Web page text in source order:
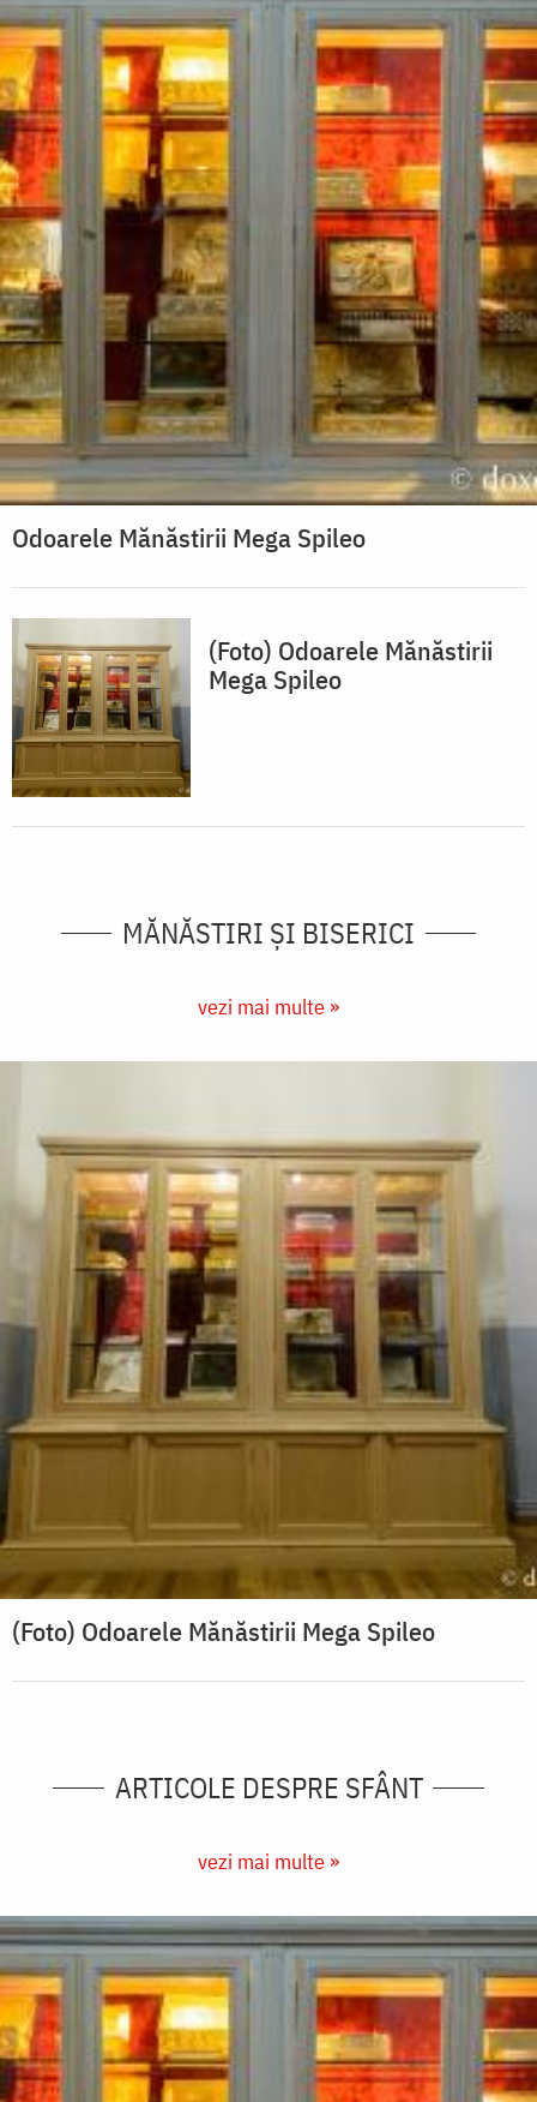
Odoarele Mănăstirii Mega Spileo
(Foto) Odoarele Mănăstirii
Mega Spileo
MĂNĂSTIRI ȘI BISERICI
vezi mai multe »
(Foto) Odoarele Mănăstirii Mega Spileo
ARTICOLE DESPRE SFÂNT
vezi mai multe »